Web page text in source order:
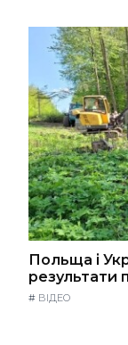
Польща і
результати
# ВІДЕО